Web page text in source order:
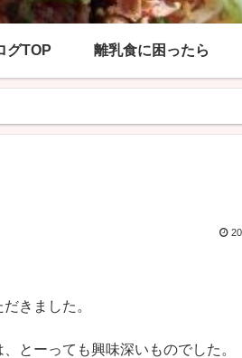
グTOP 離乳食に困ったら
きました。
とーっても興味深いものでした。